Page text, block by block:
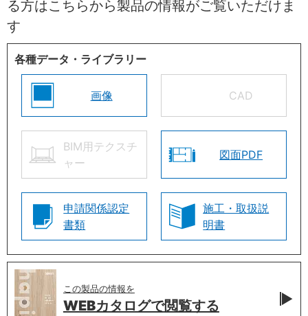
る方はこちらから製品の情報がご覧いただけま
す
各種データ・ライブラリー
画像 CAD
BIM用テクスチ
ャー
図面PDF
申請関係認定
書類
施工・取扱説
明書
この製品の情報を
WEBカタログで閲覧する